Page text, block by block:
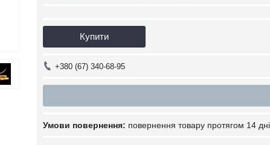
Купити
+380 (67) 340-68-95
повернення товару протягом 14